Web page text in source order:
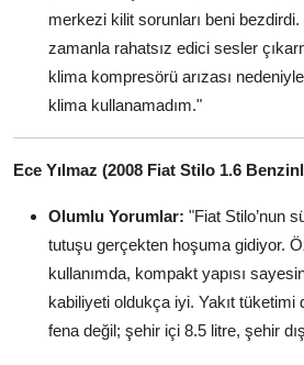
merkezi kilit sorunları beni
zamanla rahatsız edici sesler
klima kompresörü arızası
klima kullanamadım."
Ece Yılmaz (2008 Fiat Stilo 1.6
Olumlu Yorumlar: "Fiat Stilo’nun
tutuşu gerçekten hoşuma gidiyor.
kullanımda, kompakt yapısı
kabiliyeti oldukça iyi. Yakıt tüketimi
fena değil; şehir içi 8.5 litre, şehir